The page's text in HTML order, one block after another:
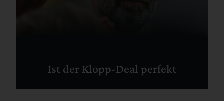
Ist der Klopp-Deal perfekt